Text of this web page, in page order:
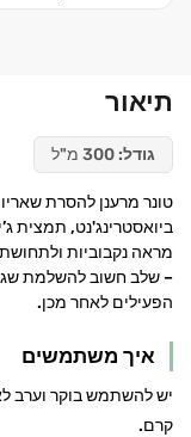
תיאור
גודל:
טונר מרענן להסרת
ביואסטרינג'נט, תמצית
מראה נקבוביות ולתחושת
– שלב חשוב להשלמת
הפעילים לאחר מכן.
איך משתמשים
יש להשתמש בוקר וערב
קרם.